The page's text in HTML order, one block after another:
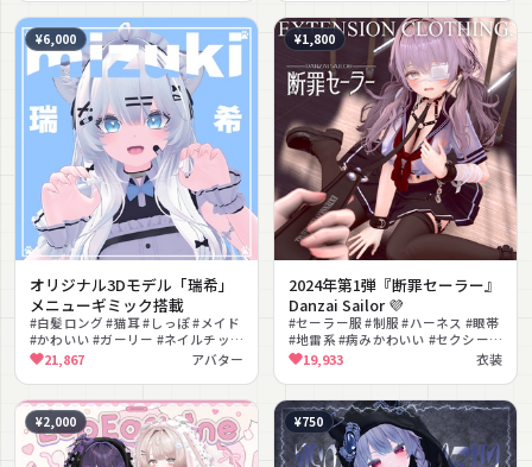
¥6,000
オリジナル3Dモデル「瑞希」
メニューギミック搭載
#白髪ロング #猫耳 #しっぽ #メイド
#かわいい #ガーリー #ネイルチップ
#メニューギミック #ワープ #色変え
21,867 アバター
¥1,800
2024年第1弾『断罪セーラー』
Danzai Sailor 💜
#セーラー服 #制服 #ハーネス #眼帯
#地雷系 #病みかわいい #セクシー #
手枷 #ローファー #ダーク
19,933 衣装
¥2,000 ¥750